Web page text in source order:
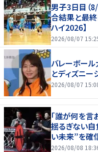
男子3日目（
合結果と最終
ハイ2026】
2026/08/07
バレーボー
とディズニ
2026/08/07
「誰が何を言
揺るぎない
い未来”を確
2026/08/08